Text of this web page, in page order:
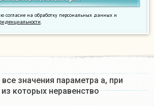
на обработку персональных данных и
значения параметра a, при
которых неравенство